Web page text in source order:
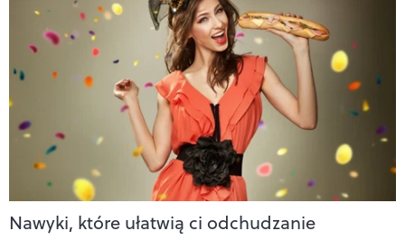
Nawyki, które ułatwią ci odchudzanie